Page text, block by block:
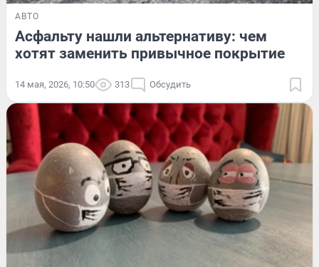
АВТО
Асфальту нашли альтернативу: чем
хотят заменить привычное покрытие
14 мая, 2026, 10:50 313 Обсудить